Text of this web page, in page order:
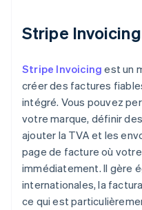
Stripe Invoicing
Stripe Invoicing est un
créer des factures
intégré. Vous pouvez
votre marque, définir
ajouter la TVA et les
page de facture où
immédiatement. Il gère
internationales, la
ce qui est